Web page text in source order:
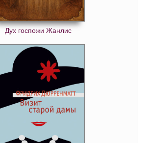
Дух госпожи Жанлис